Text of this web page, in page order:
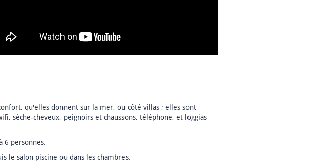
qu'elles donnent sur la mer, ou côté villas ; elles sont
sèche-cheveux, peignoirs et chaussons, téléphone, et loggias
6 personnes.
le salon piscine ou dans les chambres.